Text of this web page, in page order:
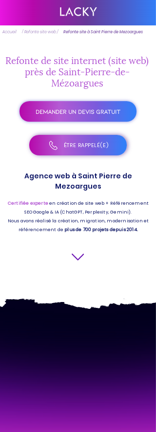
Accueil / Refonte site web / Refonte site à Saint Pierre de Mezoargues
Refonte de site internet (site web)
près de Saint-Pierre-de-
Mézoargues
DEMANDER UN DEVIS GRATUIT
ÊTRE RAPPELÉ(E)
Agence web à Saint Pierre de
Mezoargues
Certifiée experteen création de site web + Référencement
SEO Google & IA (ChatGPT, Perplexity, Gemini).
Nous avons réalisé la création, migration, modernisation et
référencement de plus de 700 projets depuis 2014.